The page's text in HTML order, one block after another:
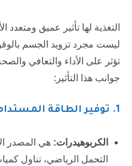
التغذية لها تأثير عميق
ليست مجرد تزويد الجسم
تؤثر على الأداء والتعافي
جوانب هذا التأثير:
1. توفير الطاقة
الكربوهيدرات: هي المصدر
التحمل الرياضي، تناول